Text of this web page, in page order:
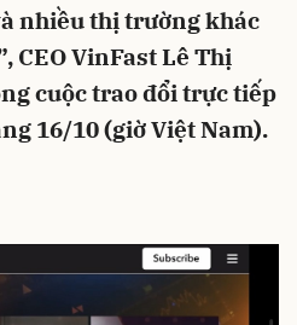
nhiều thị trường khác
CEO VinFast Lê Thị
cuộc trao đổi trực tiếp
16/10 (giờ Việt Nam).